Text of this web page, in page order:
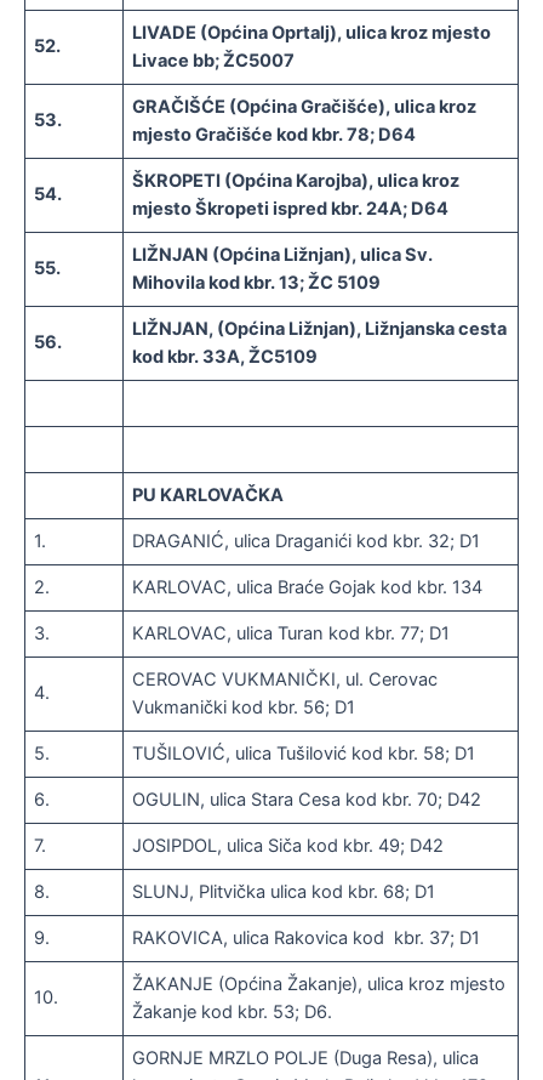
52.
LIVADE (Općina Oprtalj), ulica kroz mjesto
Livace bb; ŽC5007
53.
GRAČIŠĆE (Općina Gračišće), ulica kroz
mjesto Gračišće kod kbr. 78; D64
54.
ŠKROPETI (Općina Karojba), ulica kroz
mjesto Škropeti ispred kbr. 24A; D64
55.
LIŽNJAN (Općina Ližnjan), ulica Sv.
Mihovila kod kbr. 13; ŽC 5109
56.
LIŽNJAN, (Općina Ližnjan), Ližnjanska cesta
kod kbr. 33A, ŽC5109
PU KARLOVAČKA
1. DRAGANIĆ, ulica Draganići kod kbr. 32; D1
2. KARLOVAC, ulica Braće Gojak kod kbr. 134
3. KARLOVAC, ulica Turan kod kbr. 77; D1
4.
CEROVAC VUKMANIČKI, ul. Cerovac
Vukmanički kod kbr. 56; D1
5. TUŠILOVIĆ, ulica Tušilović kod kbr. 58; D1
6. OGULIN, ulica Stara Cesa kod kbr. 70; D42
7. JOSIPDOL, ulica Siča kod kbr. 49; D42
8. SLUNJ, Plitvička ulica kod kbr. 68; D1
9. RAKOVICA, ulica Rakovica kod kbr. 37; D1
10.
ŽAKANJE (Općina Žakanje), ulica kroz mjesto
Žakanje kod kbr. 53; D6.
GORNJE MRZLO POLJE (Duga Resa), ulica